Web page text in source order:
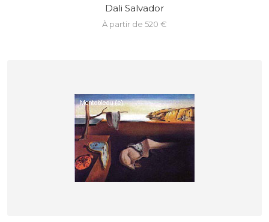
Dali Salvador
à partir de 520 €